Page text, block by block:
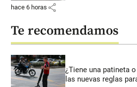
hace 6 horas share
Te recomendamos
¿Tiene una patineta
las nuevas reglas